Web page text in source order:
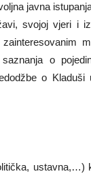
javna
svojoj vjeri i
o
o
ustavna,…)